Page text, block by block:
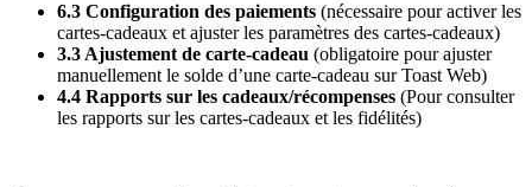
6.3 Configuration des paiements (nécessaire pour activer les
cartes-cadeaux et ajuster les paramètres des cartes-cadeaux)
3.3 Ajustement de carte-cadeau (obligatoire pour ajuster
manuellement le solde d’une carte-cadeau sur Toast Web)
4.4 Rapports sur les cadeaux/récompenses (Pour consulter
les rapports sur les cartes-cadeaux et les fidélités)